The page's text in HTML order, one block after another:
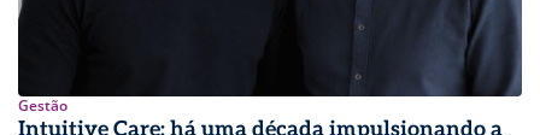
Gestão
Intuitive Care: há uma década impulsionando a